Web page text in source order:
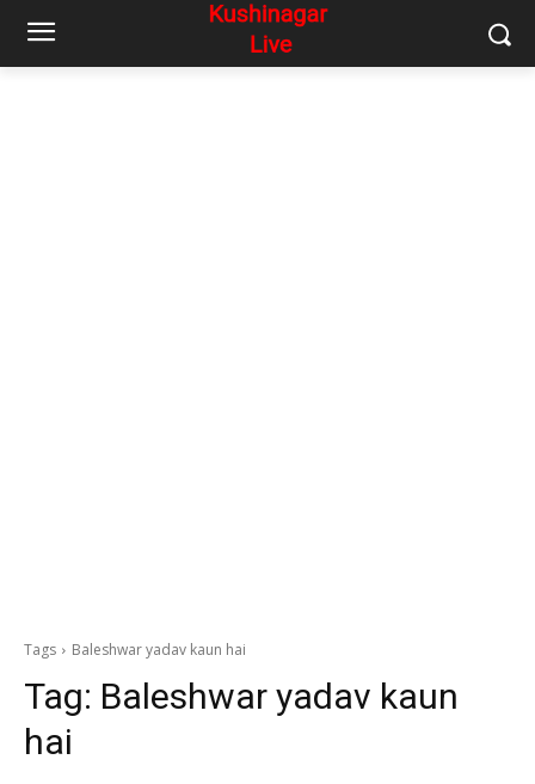
Tags Baleshwar yadav kaun hai
Tag: Baleshwar yadav kaun
hai